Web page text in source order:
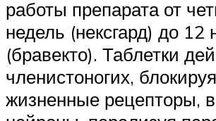
работы препарата от
недель (нексгард) до 12
(бравекто). Таблетки
членистоногих,
жизненные рецепторы,